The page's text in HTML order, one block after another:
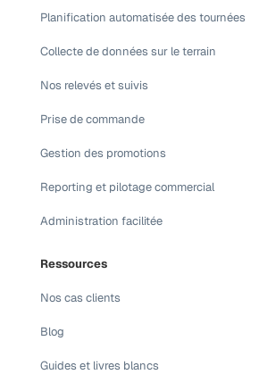
Planification automatisée des tournées
Collecte de données sur le terrain
Nos relevés et suivis
Prise de commande
Gestion des promotions
Reporting et pilotage commercial
Administration facilitée
Nos cas clients
Blog
Guides et livres blancs
Ressources